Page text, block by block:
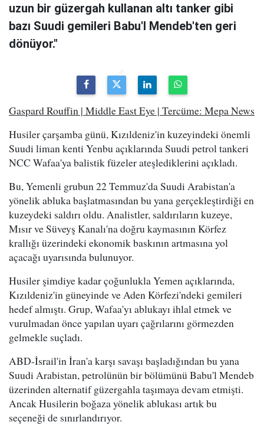
uzun bir güzergah kullanan altı tanker gibi
bazı Suudi gemileri Babu'l Mendeb'ten geri
dönüyor."
Gaspard Rouffin | Middle East Eye | Tercüme: Mepa News
Husiler çarşamba günü, Kızıldeniz'in kuzeyindeki önemli
Suudi liman kenti Yenbu açıklarında Suudi petrol tankeri
NCC Wafaa'ya balistik füzeler ateşlediklerini açıkladı.
Bu, Yemenli grubun 22 Temmuz'da Suudi Arabistan'a
yönelik abluka başlatmasından bu yana gerçekleştirdiği en
kuzeydeki saldırı oldu. Analistler, saldırıların kuzeye,
Mısır ve Süveyş Kanalı'na doğru kaymasının Körfez
krallığı üzerindeki ekonomik baskının artmasına yol
açacağı uyarısında bulunuyor.
Husiler şimdiye kadar çoğunlukla Yemen açıklarında,
Kızıldeniz'in güneyinde ve Aden Körfezi'ndeki gemileri
hedef almıştı. Grup, Wafaa'yı ablukayı ihlal etmek ve
vurulmadan önce yapılan uyarı çağrılarını görmezden
gelmekle suçladı.
ABD-İsrail'in İran'a karşı savaşı başladığından bu yana
Suudi Arabistan, petrolünün bir bölümünü Babu'l Mendeb
üzerinden alternatif güzergahla taşımaya devam etmişti.
Ancak Husilerin boğaza yönelik ablukası artık bu
seçeneği de sınırlandırıyor.